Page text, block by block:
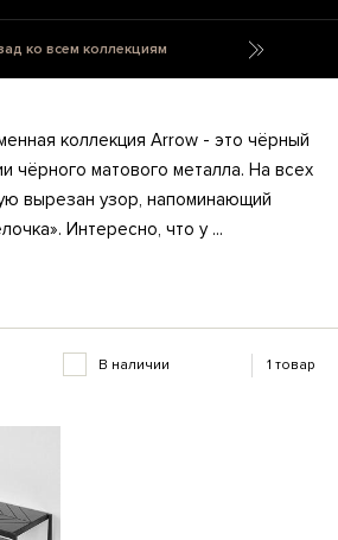
With Lid
ко всем коллекциям
коллекция Arrow - это чёрный
чёрного матового металла. На всех
вырезан узор, напоминающий
Интересно, что у ...
В наличии 1 товар